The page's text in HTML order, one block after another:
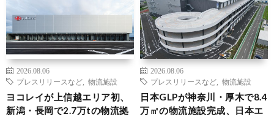
2026.08.06
プレスリリースなど
物流施設
ヨコレイが上信越エリア初、
新潟・長岡で2.7万tの物流拠
2026.08.06
プレスリリースなど
物流施設
日本GLPが神奈川・厚木で8.4
万㎡の物流施設完成、日本エ